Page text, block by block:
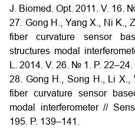
J. Biomed. Opt. 2011. V. 16.
27. Gong H., Yang X., Ni K.,
fiber curvature sensor
structures modal
L. 2014. V. 26. № 1. P. 22–24.
28. Gong H., Song H., Li X.,
fiber curvature sensor
modal interferometer //
195. P. 139–141.